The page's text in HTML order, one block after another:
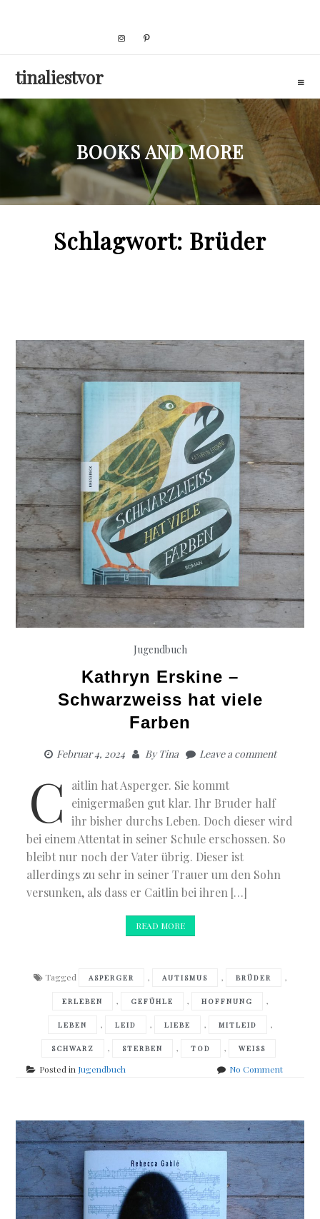
tinaliestvor
BOOKS AND MORE
Schlagwort: Brüder
Jugendbuch
Kathryn Erskine –
Schwarzweiss hat viele
Farben
Februar 4, 2024 ByTina Leave a comment
C
aitlin hat Asperger. Sie kommt
einigermaßen gut klar. Ihr Bruder half
ihr bisher durchs Leben. Doch dieser wird
bei einem Attentat in seiner Schule erschossen. So
bleibt nur noch der Vater übrig. Dieser ist
allerdings zu sehr in seiner Trauer um den Sohn
versunken, als dass er Caitlin bei ihren […]
READ MORE
Tagged ASPERGER , AUTISMUS , BRÜDER ,
ERLEBEN , GEFÜHLE , HOFFNUNG ,
LEBEN , LEID , LIEBE , MITLEID ,
SCHWARZ , STERBEN , TOD , WEISS
Posted in Jugendbuch No Commenton
hat
viele
Farben